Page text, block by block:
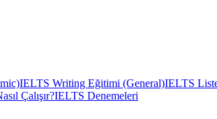
IELTS Writing Eğitimi (General)IELTS
Çalışır?IELTS Denemeleri